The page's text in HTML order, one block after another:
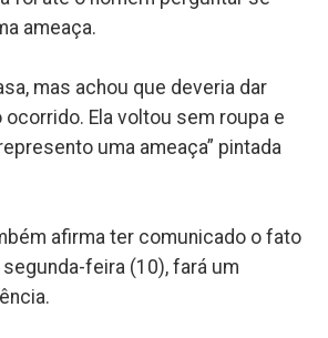
ameaça.
mas achou que deveria dar
Ela voltou sem roupa e
uma ameaça” pintada
afirma ter comunicado o fato
feira (10), fará um